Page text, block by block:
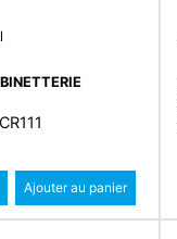
Quantité
Augmenter quantité
quantité
Ajouter au panier